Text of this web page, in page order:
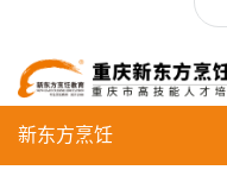
新东方烹饪